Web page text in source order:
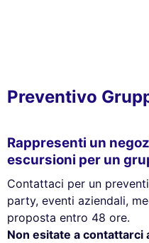
Preventivo
Rappresenti un
escursioni per un
Contattaci per un
party, eventi aziendali,
proposta entro 48 ore.
Non esitate a contattarci